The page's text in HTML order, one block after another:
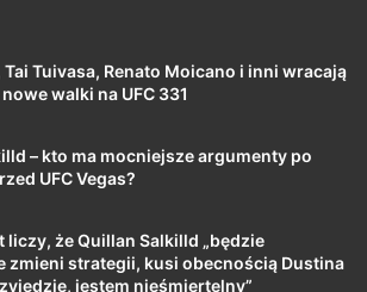
Tuivasa, Renato Moicano i inni wracają
walki na UFC 331
– kto ma mocniejsze argumenty po
UFC Vegas?
liczy, że Quillan Salkilld „będzie
zmieni strategii, kusi obecnością Dustina
jestem nieśmiertelny”